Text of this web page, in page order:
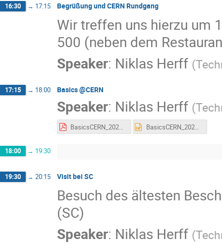
16:30 → 17:15 Begrüßung und CERN Rundgang
Wir treffen uns hierzu um
500 (neben dem
Speaker: Niklas Herff (
17:15 → 18:00 Basics @CERN
Speaker: Niklas Herff (
BasicsCERN_2022_11.pdf BasicsCERN_2022_11.pptx
18:00 → 19:30
19:30 → 20:15 Visit bei SC
Besuch des ältesten
(SC)
Speaker: Niklas Herff (